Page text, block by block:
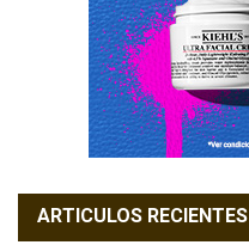
ARTICULOS RECIENTES